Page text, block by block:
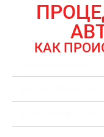
КАК